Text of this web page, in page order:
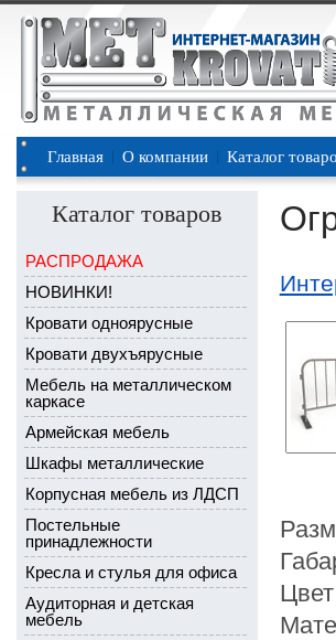
Главная О компании Каталог
Каталог товаров
РАСПРОДАЖА
НОВИНКИ!
Кровати одноярусные
Кровати двухъярусные
Мебель на металлическом
каркасе
Армейская мебель
Шкафы металлические
Корпусная мебель из ЛДСП
Постельные
принадлежности
Кресла и стулья для офиса
Аудиторная и детская
мебель